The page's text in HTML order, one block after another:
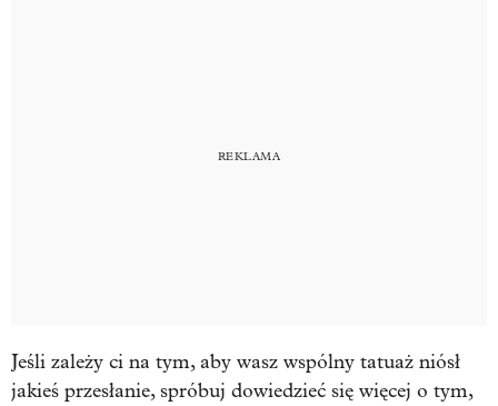
Jeśli zależy ci na tym, aby wasz wspólny tatuaż niósł
jakieś przesłanie, spróbuj dowiedzieć się więcej o tym,